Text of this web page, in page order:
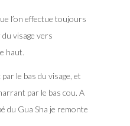
l’on effectue toujours
visage vers
haut.
le bas du visage, et
par le bas cou. A
du Gua Sha je remonte